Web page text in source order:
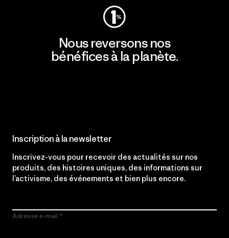
Nous reversons nos
bénéfices à la planète.
Inscription à la newsletter
Inscrivez-vous pour recevoir des actualités sur nos
produits, des histoires uniques, des informations sur
l’activisme, des événements et bien plus encore.
Adresse e-mail